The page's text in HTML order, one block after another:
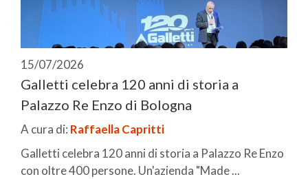
15/07/2026
Galletti celebra 120 anni di storia a
Palazzo Re Enzo di Bologna
A cura di: Raffaella Capritti
Galletti celebra 120 anni di storia a Palazzo Re Enzo
con oltre 400 persone. Un'azienda "Made ...